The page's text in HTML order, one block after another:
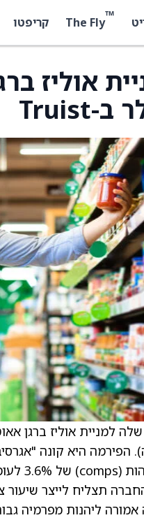
™
The Fly קריפטו
שלה למניית אוליז ברגן
הפירמה היא קונה
תצליח לייצר שיעור
ליהנות מפרמיה